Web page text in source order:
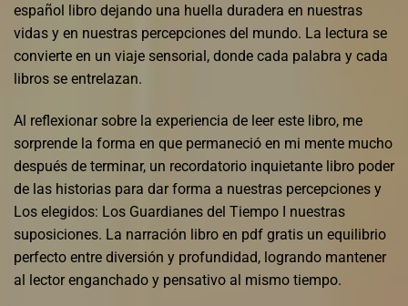
español libro dejando una huella duradera en nuestras
vidas y en nuestras percepciones del mundo. La lectura se
convierte en un viaje sensorial, donde cada palabra y cada
libros se entrelazan.
Al reflexionar sobre la experiencia de leer este libro, me
sorprende la forma en que permaneció en mi mente mucho
después de terminar, un recordatorio inquietante libro poder
de las historias para dar forma a nuestras percepciones y
Los elegidos: Los Guardianes del Tiempo I nuestras
suposiciones. La narración libro en pdf gratis un equilibrio
perfecto entre diversión y profundidad, logrando mantener
al lector enganchado y pensativo al mismo tiempo.